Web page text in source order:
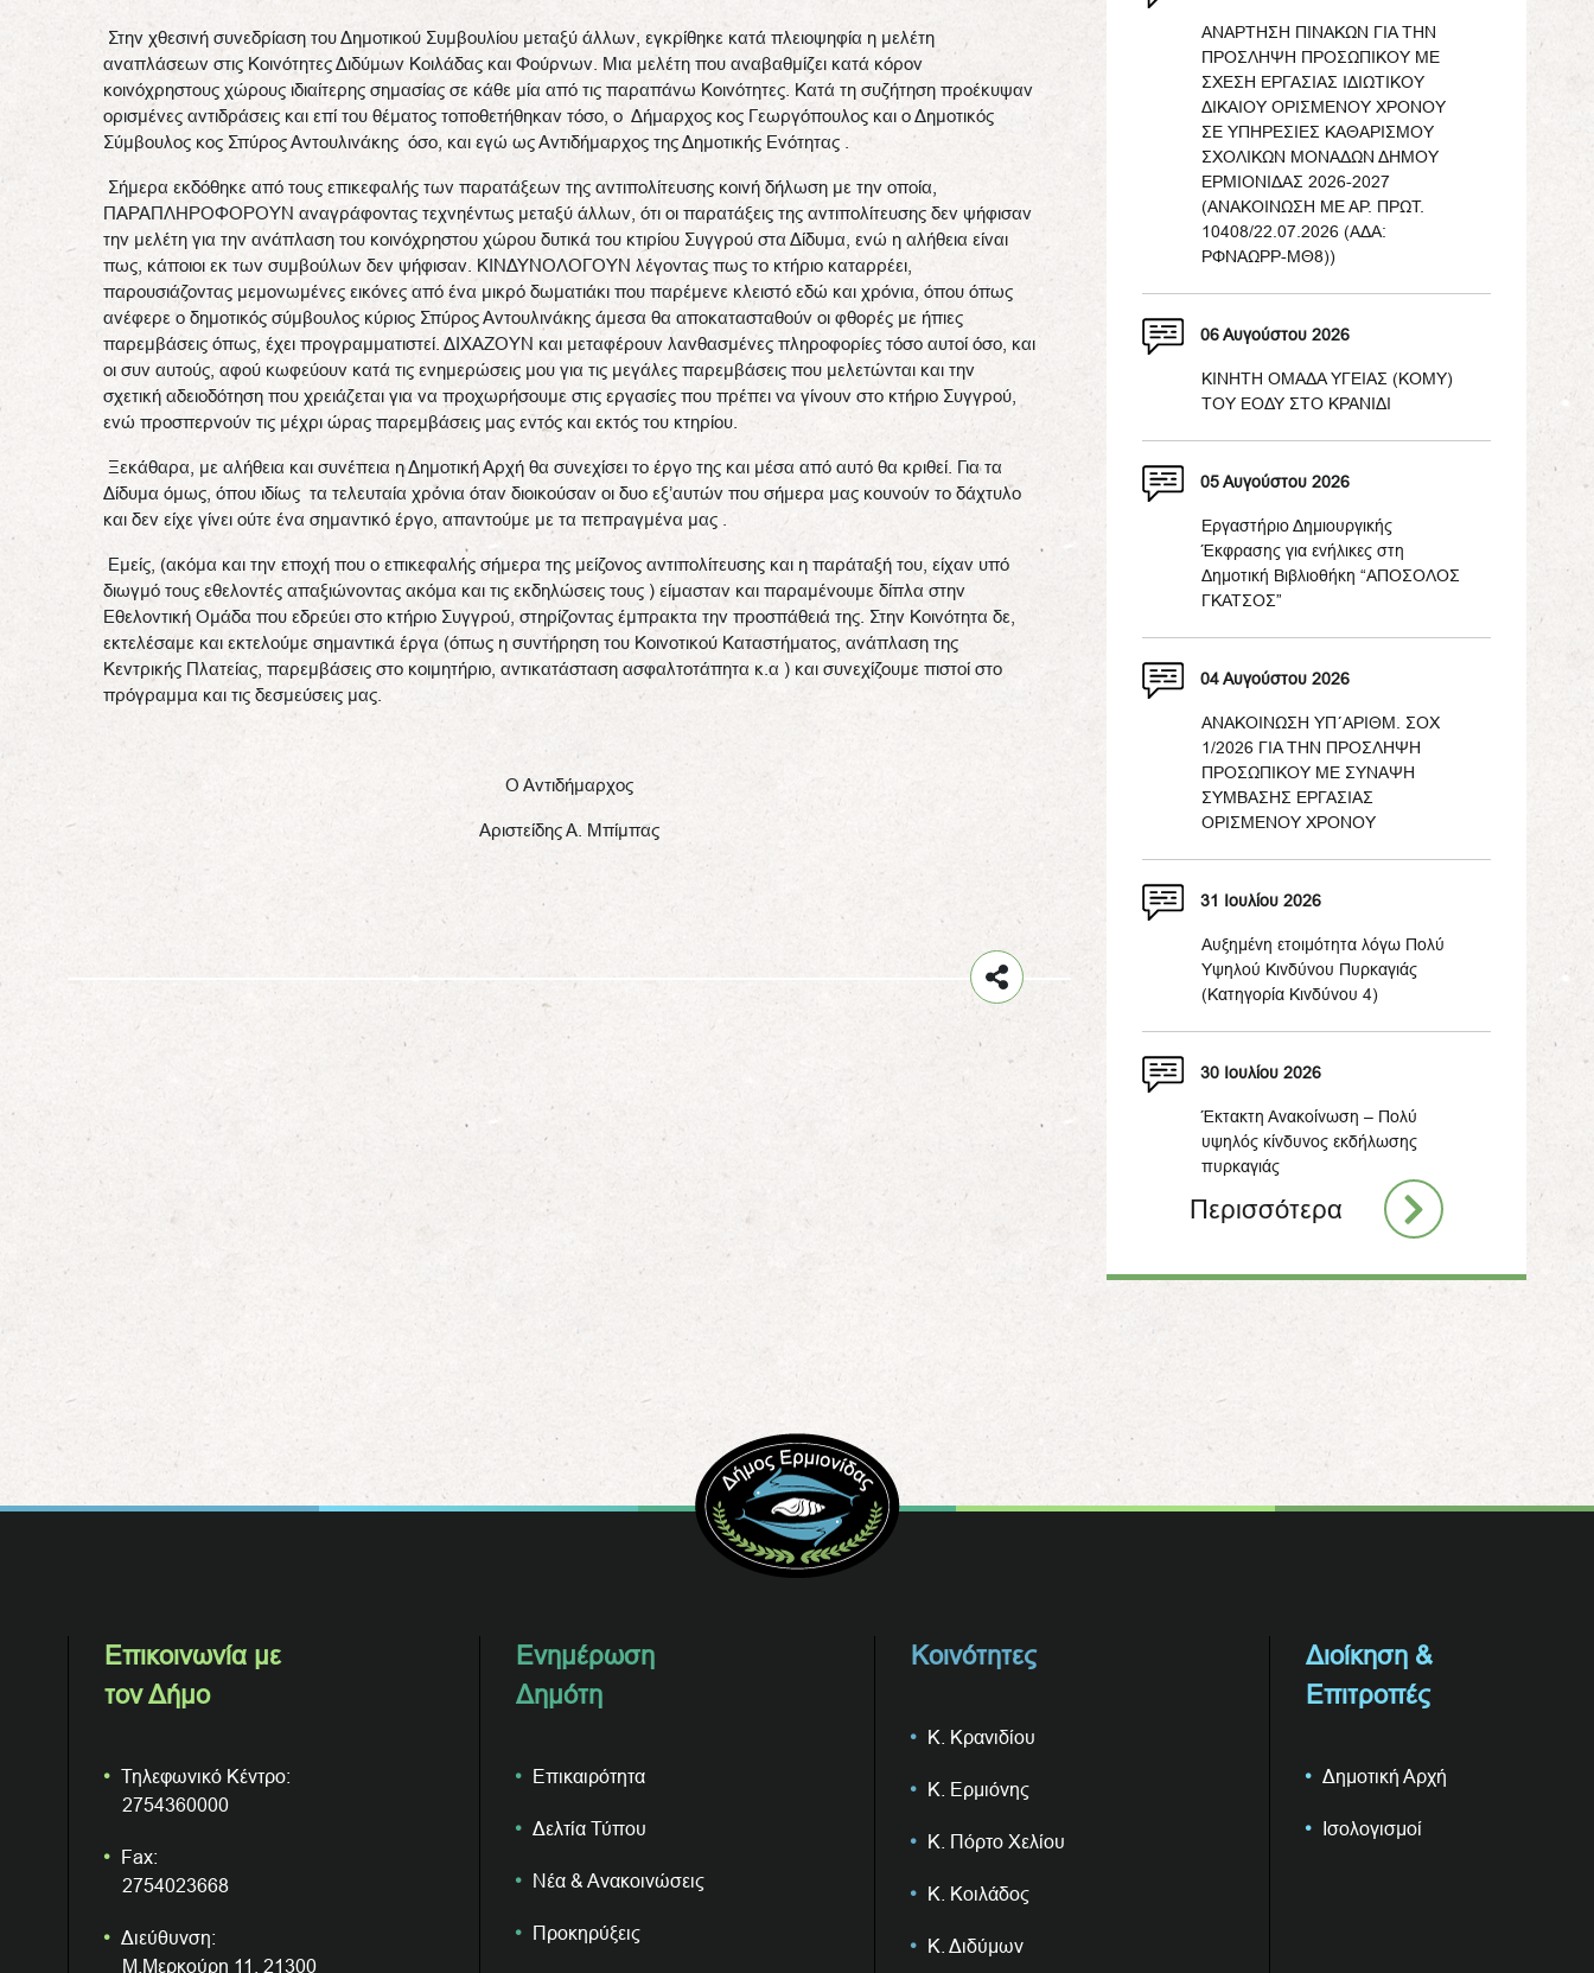
Στην χθεσινή συνεδρίαση του Δημοτικού Συμβουλίου μεταξύ άλλων, εγκρίθηκε κατά πλειοψηφία η μελέτη
αναπλάσεων στις Κοινότητες Διδύμων Κοιλάδας και Φούρνων. Μια μελέτη που αναβαθμίζει κατά κόρον
κοινόχρηστους χώρους ιδιαίτερης σημασίας σε κάθε μία από τις παραπάνω Κοινότητες. Κατά τη συζήτηση προέκυψαν
ορισμένες αντιδράσεις και επί του θέματος τοποθετήθηκαν τόσο, ο Δήμαρχος κος Γεωργόπουλος και ο Δημοτικός
Σύμβουλος κος Σπύρος Αντουλινάκης όσο, και εγώ ως Αντιδήμαρχος της Δημοτικής Ενότητας .
Σήμερα εκδόθηκε από τους επικεφαλής των παρατάξεων της αντιπολίτευσης κοινή δήλωση με την οποία,
ΠΑΡΑΠΛΗΡΟΦΟΡΟΥΝ αναγράφοντας τεχνηέντως μεταξύ άλλων, ότι οι παρατάξεις της αντιπολίτευσης δεν ψήφισαν
την μελέτη για την ανάπλαση του κοινόχρηστου χώρου δυτικά του κτιρίου Συγγρού στα Δίδυμα, ενώ η αλήθεια είναι
πως, κάποιοι εκ των συμβούλων δεν ψήφισαν. ΚΙΝΔΥΝΟΛΟΓΟΥΝ λέγοντας πως το κτήριο καταρρέει,
παρουσιάζοντας μεμονωμένες εικόνες από ένα μικρό δωματιάκι που παρέμενε κλειστό εδώ και χρόνια, όπου όπως
ανέφερε ο δημοτικός σύμβουλος κύριος Σπύρος Αντουλινάκης άμεσα θα αποκατασταθούν οι φθορές με ήπιες
παρεμβάσεις όπως, έχει προγραμματιστεί. ΔΙΧΑΖΟΥΝ και μεταφέρουν λανθασμένες πληροφορίες τόσο αυτοί όσο, και
οι συν αυτούς, αφού κωφεύουν κατά τις ενημερώσεις μου για τις μεγάλες παρεμβάσεις που μελετώνται και την
σχετική αδειοδότηση που χρειάζεται για να προχωρήσουμε στις εργασίες που πρέπει να γίνουν στο κτήριο Συγγρού,
ενώ προσπερνούν τις μέχρι ώρας παρεμβάσεις μας εντός και εκτός του κτηρίου.
Ξεκάθαρα, με αλήθεια και συνέπεια η Δημοτική Αρχή θα συνεχίσει το έργο της και μέσα από αυτό θα κριθεί. Για τα
Δίδυμα όμως, όπου ιδίως τα τελευταία χρόνια όταν διοικούσαν οι δυο εξ’αυτών που σήμερα μας κουνούν το δάχτυλο
και δεν είχε γίνει ούτε ένα σημαντικό έργο, απαντούμε με τα πεπραγμένα μας .
Εμείς, (ακόμα και την εποχή που ο επικεφαλής σήμερα της μείζονος αντιπολίτευσης και η παράταξή του, είχαν υπό
διωγμό τους εθελοντές απαξιώνοντας ακόμα και τις εκδηλώσεις τους ) είμασταν και παραμένουμε δίπλα στην
Εθελοντική Ομάδα που εδρεύει στο κτήριο Συγγρού, στηρίζοντας έμπρακτα την προσπάθειά της. Στην Κοινότητα δε,
εκτελέσαμε και εκτελούμε σημαντικά έργα (όπως η συντήρηση του Κοινοτικού Καταστήματος, ανάπλαση της
Κεντρικής Πλατείας, παρεμβάσεις στο κοιμητήριο, αντικατάσταση ασφαλτοτάπητα κ.α ) και συνεχίζουμε πιστοί στο
πρόγραμμα και τις δεσμεύσεις μας.
Ο Αντιδήμαρχος
Αριστείδης Α. Μπίμπας
ΑΝΑΡΤΗΣΗ ΠΙΝΑΚΩΝ ΓΙΑ ΤΗΝ
ΠΡΟΣΛΗΨΗ ΠΡΟΣΩΠΙΚΟΥ ΜΕ
ΣΧΕΣΗ ΕΡΓΑΣΙΑΣ ΙΔΙΩΤΙΚΟΥ
ΔΙΚΑΙΟΥ ΟΡΙΣΜΕΝΟΥ ΧΡΟΝΟΥ
ΣΕ ΥΠΗΡΕΣΙΕΣ ΚΑΘΑΡΙΣΜΟΥ
ΣΧΟΛΙΚΩΝ ΜΟΝΑΔΩΝ ΔΗΜΟΥ
ΕΡΜΙΟΝΙΔΑΣ 2026-2027
(ΑΝΑΚΟΙΝΩΣΗ ΜΕ ΑΡ. ΠΡΩΤ.
10408/22.07.2026 (ΑΔΑ:
ΡΦΝΑΩΡΡ-ΜΘ8))
06 Αυγούστου 2026
ΚΙΝΗΤΗ ΟΜΑΔΑ ΥΓΕΙΑΣ (ΚΟΜΥ)
ΤΟΥ ΕΟΔΥ ΣΤΟ ΚΡΑΝΙΔΙ
05 Αυγούστου 2026
Εργαστήριο Δημιουργικής
Έκφρασης για ενήλικες στη
Δημοτική Βιβλιοθήκη “ΑΠΟΣΟΛΟΣ
ΓΚΑΤΣΟΣ”
04 Αυγούστου 2026
ΑΝΑΚΟΙΝΩΣΗ ΥΠ΄ΑΡΙΘΜ. ΣΟΧ
1/2026 ΓΙΑ ΤΗΝ ΠΡΟΣΛΗΨΗ
ΠΡΟΣΩΠΙΚΟΥ ΜΕ ΣΥΝΑΨΗ
ΣΥΜΒΑΣΗΣ ΕΡΓΑΣΙΑΣ
ΟΡΙΣΜΕΝΟΥ ΧΡΟΝΟΥ
31 Ιουλίου 2026
Αυξημένη ετοιμότητα λόγω Πολύ
Υψηλού Κινδύνου Πυρκαγιάς
(Κατηγορία Κινδύνου 4)
30 Ιουλίου 2026
Έκτακτη Ανακοίνωση – Πολύ
υψηλός κίνδυνος εκδήλωσης
πυρκαγιάς
Περισσότερα
Επικοινωνία με
τον Δήμο
Τηλεφωνικό Κέντρο:
2754360000
Fax:
2754023668
Διεύθυνση:
Μ.Μερκούρη 11, 21300
Ενημέρωση
Δημότη
Επικαιρότητα
Δελτία Τύπου
Νέα & Ανακοινώσεις
Προκηρύξεις
Κοινότητες
Κ. Κρανιδίου
Κ. Ερμιόνης
Κ. Πόρτο Χελίου
Κ. Κοιλάδος
Κ. Διδύμων
Διοίκηση &
Επιτροπές
Δημοτική Αρχή
Ισολογισμοί